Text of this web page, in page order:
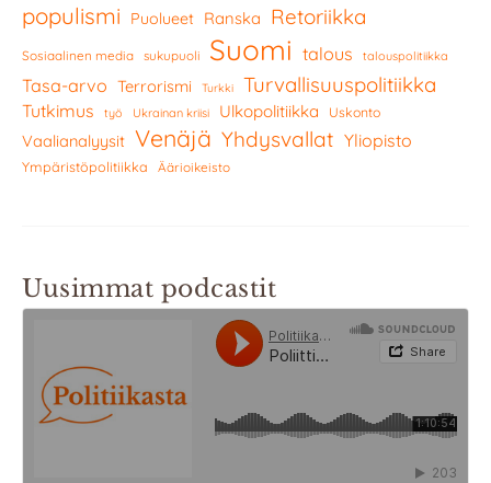
populismi Puolueet Ranska Retoriikka
Sosiaalinen media sukupuoli Suomi talous talouspolitiikka
Tasa-arvo Terrorismi Turkki Turvallisuuspolitiikka
Tutkimus työ Ukrainan kriisi Ulkopolitiikka Uskonto
Vaalianalyysit Venäjä Yhdysvallat Yliopisto
Ympäristöpolitiikka Äärioikeisto
Uusimmat podcastit